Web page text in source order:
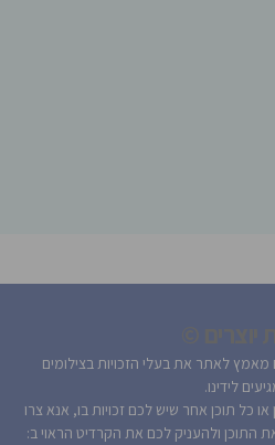
מאמץ לאתר את בעלי הזכויות בצילומים
לידינו.
כל תוכן אחר שיש לכם זכויות בו, אנא צרו
התוכן ולהעניק לכם את הקרדיט הראוי ב: